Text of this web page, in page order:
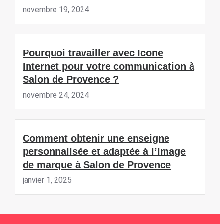
novembre 19, 2024
Pourquoi travailler avec Icone
Internet pour votre communication à
Salon de Provence ?
novembre 24, 2024
Comment obtenir une enseigne
personnalisée et adaptée à l’image
de marque à Salon de Provence
janvier 1, 2025